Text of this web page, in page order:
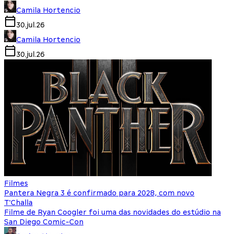
Camila Hortencio
30.jul.26
Camila Hortencio
30.jul.26
Filmes
Pantera Negra 3 é confirmado para 2028, com novo
T'Challa
Filme de Ryan Coogler foi uma das novidades do estúdio na
San Diego Comic-Con